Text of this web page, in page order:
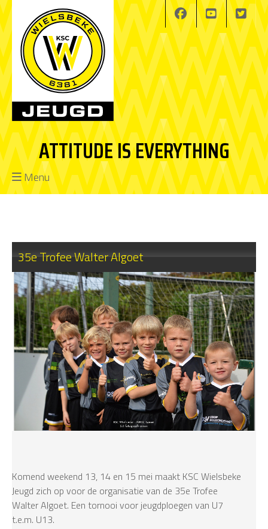
ATTITUDE IS EVERYTHING
Menu
35e Trofee Walter Algoet
Komend weekend 13, 14 en 15 mei maakt KSC Wielsbeke
Jeugd zich op voor de organisatie van de 35e Trofee
Walter Algoet. Een tornooi voor jeugdploegen van U7
t.e.m. U13.